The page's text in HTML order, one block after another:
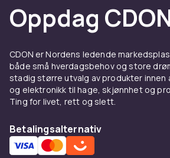
Oppdag
CDON er Nordens ledende
både små hverdagsbehov og store
stadig større utvalg av produkter innen
og elektronikk til hage, skjønnhet og
Ting for livet, rett og slett.
Betalingsalternativ